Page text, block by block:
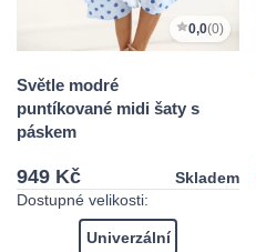
0,0(0)
Světle modré
puntíkované midi šaty s
páskem
949 Kč
Skladem
Dostupné velikosti:
Univerzální